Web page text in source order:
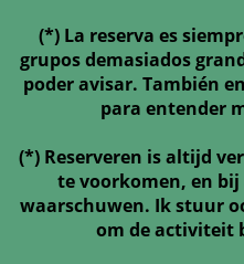
(*) La reserva es
grupos demasiados
poder avisar. También
para entender
(*) Reserveren is altijd
te voorkomen, en
waarschuwen. Ik stuur
om de activiteit